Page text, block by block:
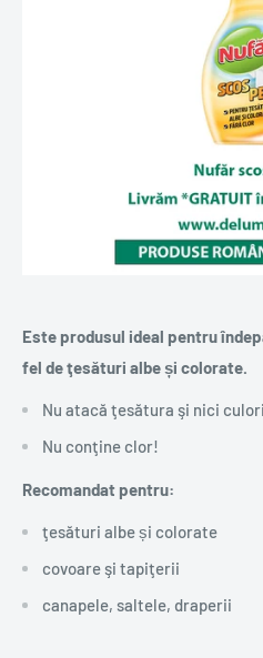
Este produsul ideal pentru
fel de ţesături albe și colorate.
Nu atacă ţesătura şi nici
Nu conţine clor!
Recomandat pentru:
ţesături albe și colorate
covoare şi tapiţerii
canapele, saltele, draperii